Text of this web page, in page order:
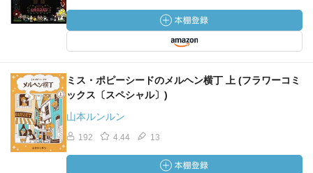
ミス・ポピーシードのメルヘン横丁 上 (フラワーコミ
ックス〔スペシャル〕)
山本ルンルン
192 4.44 13